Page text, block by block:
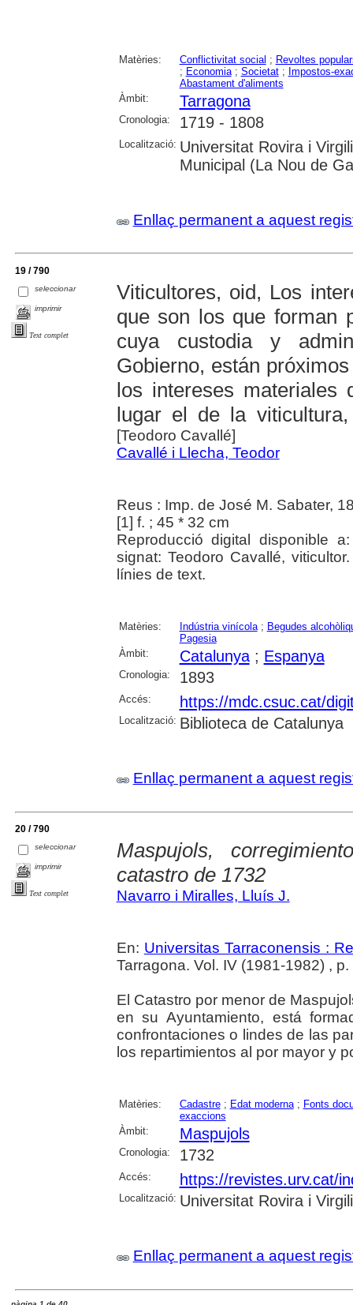
Matèries: Conflictivitat social ; Revoltes
; Economia; Societat; Impostos-
Abastament d'aliments
Àmbit:
Tarragona
Cronologia: 1719 - 1808
Localització: Universitat Rovira i
Municipal (La Nou de
Enllaç permanent a aquest
19 / 790
seleccionar
imprimir
Text complet
Viticultores, oid, Los
que son los que forman
cuya custodia y
Gobierno, están
los intereses
lugar el de la
[Teodoro Cavallé]
Cavallé i Llecha, Teodor
Reus : Imp. de José M. Sabater,
[1] f. ; 45 * 32 cm
Reproducció digital disponible
signat: Teodoro Cavallé,
línies de text.
Matèries: Indústria vinícola; Begudes
Pagesia
Àmbit:
Catalunya; Espanya
Cronologia: 1893
Accés: https://mdc.csuc.cat/
Localització: Biblioteca de Catalunya
Enllaç permanent a aquest
20 / 790
seleccionar
imprimir
Text complet
Maspujols,
catastro de 1732
Navarro i Miralles, Lluís J.
En: Universitas Tarraconensis :
Tarragona. Vol. IV (1981-1982) ,
El Catastro por menor de
en su Ayuntamiento, está
confrontaciones o lindes de las
los repartimientos al por mayor y
Matèries: Cadastre; Edat moderna; Fonts
exaccions
Àmbit:
Maspujols
Cronologia: 1732
Accés: https://revistes.urv.cat/
Localització: Universitat Rovira i
Enllaç permanent a aquest